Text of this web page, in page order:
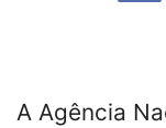
A Agência